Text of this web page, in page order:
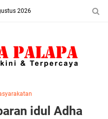
2026
idul Adha